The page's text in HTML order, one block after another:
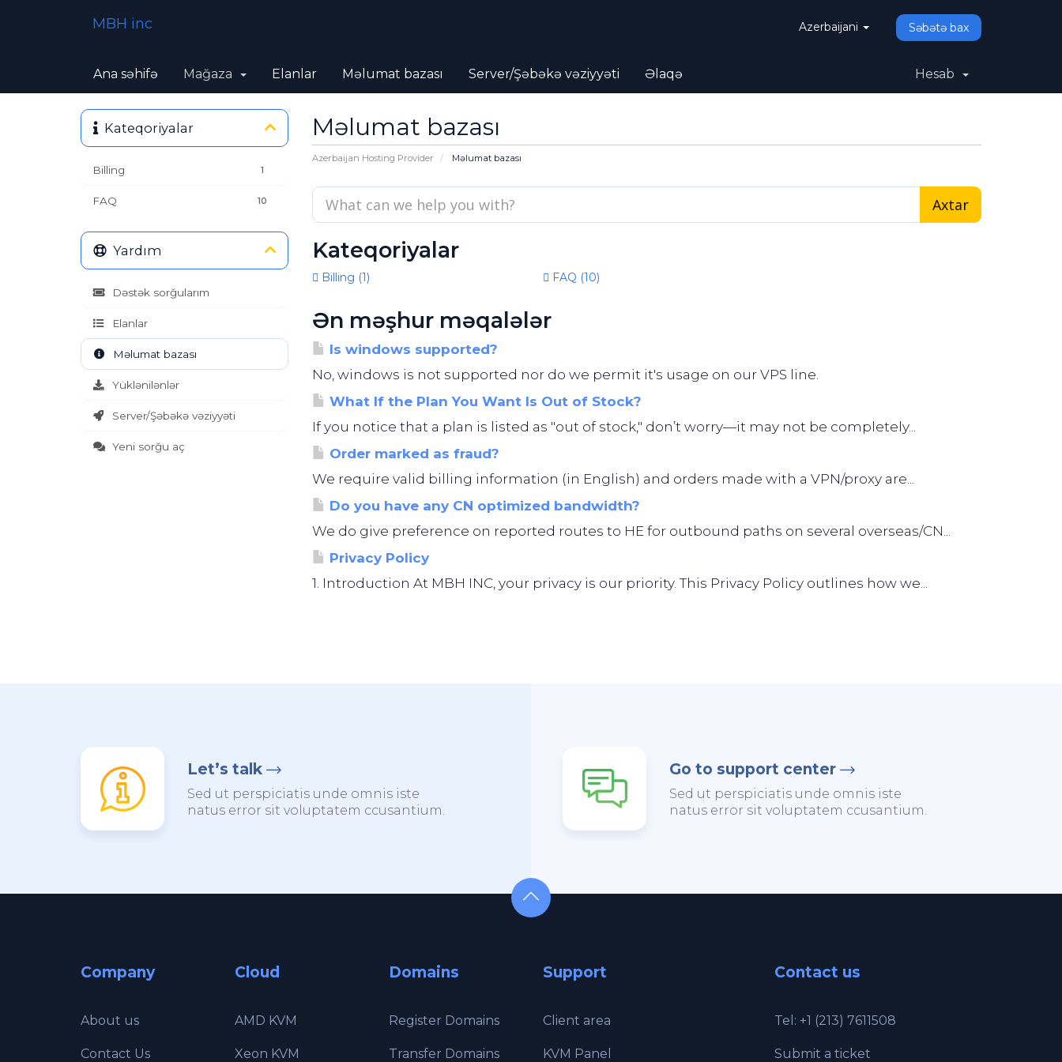
Azerbaijani Səbətə bax
MBH inc
Ana səhifə Mağaza Elanlar Məlumat bazası Server/Şəbəkə vəziyyəti Əlaqə Hesab
Məlumat bazası
Azerbaijan Hosting Provider Məlumat bazası
Kateqoriyalar
1
Billing
10
FAQ
Kateqoriyalar
Billing (1) FAQ (10)
Ən məşhur məqalələr
Is windows supported?
No, windows is not supported nor do we permit it's usage on our VPS line.
What If the Plan You Want Is Out of Stock?
If you notice that a plan is listed as "out of stock," don’t worry—it may not be completely...
Order marked as fraud?
We require valid billing information (in English) and orders made with a VPN/proxy are...
Do you have any CN optimized bandwidth?
We do give preference on reported routes to HE for outbound paths on several overseas/CN...
Privacy Policy
1. Introduction At MBH INC, your privacy is our priority. This Privacy Policy outlines how we...
Yardım
Dəstək sorğularım
Elanlar
Məlumat bazası
Yüklənilənlər
Server/Şəbəkə vəziyyəti
Yeni sorğu aç
Let’s talk
Sed ut perspiciatis unde omnis iste
natus error sit voluptatem ccusantium.
Go to support center
Sed ut perspiciatis unde omnis iste
natus error sit voluptatem ccusantium.
Company
About us
Contact Us
Cloud
AMD KVM
Xeon KVM
Domains
Register Domains
Transfer Domains
Support
Client area
KVM Panel
Contact us
Tel: +1 (213) 7611508
Submit a ticket